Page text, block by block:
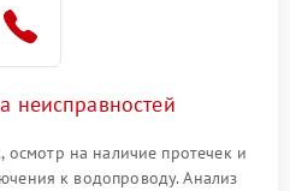
неисправностей
на наличие протечек и
к водопроводу. Анализ